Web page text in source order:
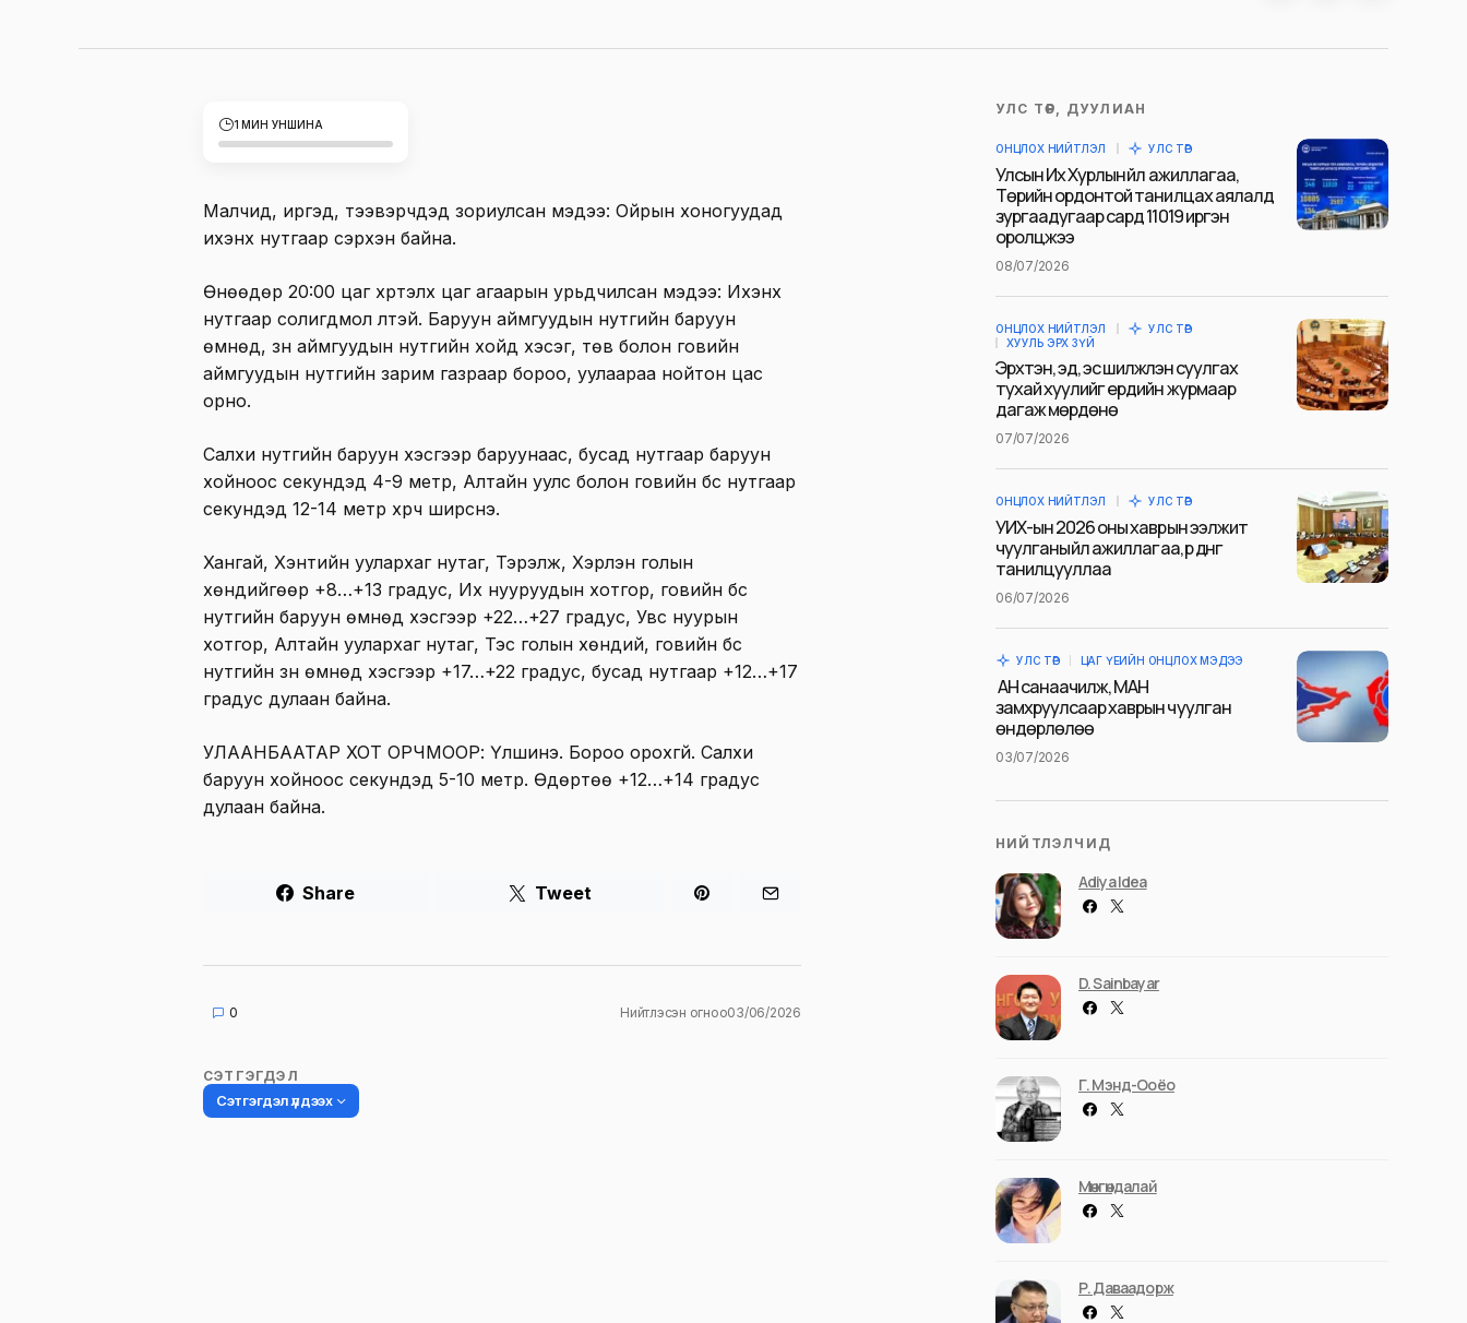
1 МИН УНШИНА
Малчид, иргэд, тээвэрчдэд зориулсан мэдээ: Ойрын хоногуудад
ихэнх нутгаар сэрүүхэн байна.
Өнөөдөр 20:00 цаг хүртэлх цаг агаарын урьдчилсан мэдээ: Ихэнх
нутгаар солигдмол үүлтэй. Баруун аймгуудын нутгийн баруун
өмнөд, зүүн аймгуудын нутгийн хойд хэсэг, төв болон говийн
аймгуудын нутгийн зарим газраар бороо, уулаараа нойтон цас
орно.
Салхи нутгийн баруун хэсгээр баруунаас, бусад нутгаар баруун
хойноос секундэд 4-9 метр, Алтайн уулс болон говийн бүс нутгаар
секундэд 12-14 метр хүрч ширүүснэ.
Хангай, Хэнтийн уулархаг нутаг, Тэрэлж, Хэрлэн голын
хөндийгөөр +8…+13 градус, Их нууруудын хотгор, говийн бүс
нутгийн баруун өмнөд хэсгээр +22…+27 градус, Увс нуурын
хотгор, Алтайн уулархаг нутаг, Тэс голын хөндий, говийн бүс
нутгийн зүүн өмнөд хэсгээр +17…+22 градус, бусад нутгаар +12…+17
градус дулаан байна.
УЛААНБААТАР ХОТ ОРЧМООР: Үүлшинэ. Бороо орохгүй. Салхи
баруун хойноос секундэд 5-10 метр. Өдөртөө +12…+14 градус
дулаан байна.
Share Tweet
0 Нийтлэсэн огноо03/06/2026
СЭТГЭГДЭЛ
Сэтгэгдэл үлдээх
УЛС ТӨР, ДУУЛИАН
ОНЦЛОХ НИЙТЛЭЛ УЛС ТӨР
Улсын Их Хурлын үйл ажиллагаа,
Төрийн ордонтой танилцах аялалд
зургаадугаар сард 11019 иргэн
оролцжээ
08/07/2026
ОНЦЛОХ НИЙТЛЭЛ
УЛС ТӨР
ХУУЛЬ ЭРХ ЗҮЙ
Эрхтэн, эд, эс шилжүүлэн суулгах
тухай хуулийг ердийн журмаар
дагаж мөрдөнө
07/07/2026
ОНЦЛОХ НИЙТЛЭЛ УЛС ТӨР
УИХ-ын 2026 оны хаврын ээлжит
чуулганы үйл ажиллагаа, үр дүнг
танилцууллаа
06/07/2026
УЛС ТӨР ЦАГ ҮЕИЙН ОНЦЛОХ МЭДЭЭ
АН санаачилж, МАН
замхруулсаар хаврын чуулган
өндөрлөлөө
03/07/2026
НИЙТЛЭЛЧИД
Adiya Idea
D. Sainbayar
Г. Мэнд-Ооёо
Мөнгөндалай
Р. Даваадорж